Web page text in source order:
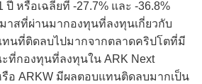
ปี หรือเฉลี่ยที่ -27.7% และ -36.8%
าสที่ผ่านมากองทุนที่ลงทุนเกี่ยวกับ
ทนที่ติดลบไปมากจากตลาดคริปโตที่มี
ที่กองทุนที่ลงทุนใน ARK Next
รือ ARKW มีผลตอบแทนติดลบมากเป็น